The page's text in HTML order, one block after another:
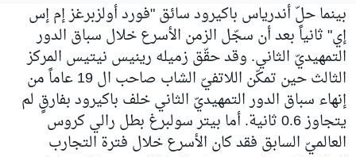
بينما حلّ أندرياس باكيرود سائق "فورد أولزبرغز إم إس
إي" ثانياً بعد أن سجّل الزمن الأسرع خلال سباق الدور
التمهيديّ الثاني. وقد حقّق زميله رينيس نيتيس المركز
الثالث حين تمكّن اللاتفيّ الشاب صاحب ال 19 عاماً من
إنهاء سباق الدور التمهيديّ الثاني خلف باكيرود بفارقٍ لم
يتجاوز 0.6 ثانية. أما بيتر سولبرغ بطل رالي كروس
العالميّ السابق فقد كان الأسرع خلال فترة التجارب